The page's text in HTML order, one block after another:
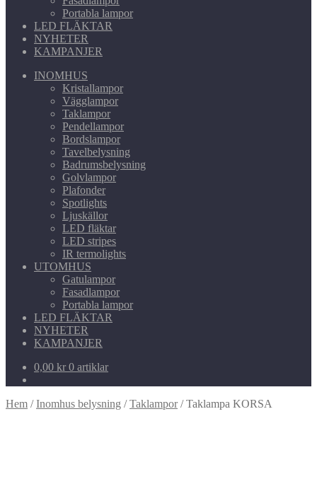
Portabla lampor
LED FLÄKTAR
NYHETER
KAMPANJER
INOMHUS
Kristallampor
Vägglampor
Taklampor
Pendellampor
Bordslampor
Tavelbelysning
Badrumsbelysning
Golvlampor
Plafonder
Spotlights
Ljuskällor
LED fläktar
LED stripes
IR termolights
UTOMHUS
Gatulampor
Fasadlampor
Portabla lampor
LED FLÄKTAR
NYHETER
KAMPANJER
0,00 kr 0 artiklar
Hem /Inomhus belysning /Taklampor/Taklampa KORSA